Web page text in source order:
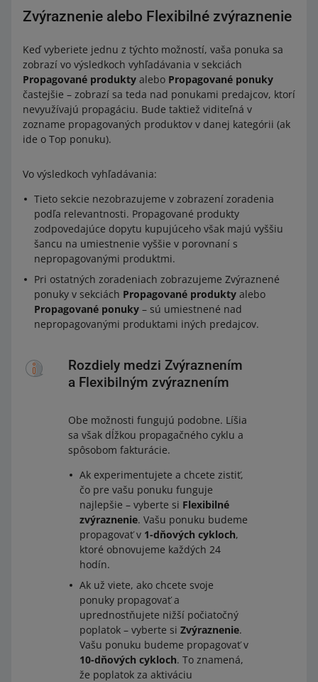
Zvýraznenie alebo Flexibilné zvýraznenie
Keď vyberiete jednu z týchto možností, vaša ponuka sa
zobrazí vo výsledkoch vyhľadávania v sekciách
Propagované produkty alebo Propagované ponuky
častejšie – zobrazí sa teda nad ponukami predajcov, ktorí
nevyužívajú propagáciu. Bude taktiež viditeľná v
zozname propagovaných produktov v danej kategórii (ak
ide o Top ponuku).
Vo výsledkoch vyhľadávania:
Tieto sekcie nezobrazujeme v zobrazení zoradenia
podľa relevantnosti. Propagované produkty
zodpovedajúce dopytu kupujúceho však majú vyššiu
šancu na umiestnenie vyššie v porovnaní s
nepropagovanými produktmi.
Pri ostatných zoradeniach zobrazujeme Zvýraznené
ponuky v sekciách Propagované produkty alebo
Propagované ponuky – sú umiestnené nad
nepropagovanými produktami iných predajcov.
Rozdiely medzi Zvýraznením
a Flexibilným zvýraznením
Obe možnosti fungujú podobne. Líšia
sa však dĺžkou propagačného cyklu a
spôsobom fakturácie.
Ak experimentujete a chcete zistiť,
čo pre vašu ponuku funguje
najlepšie – vyberte si Flexibilné
zvýraznenie. Vašu ponuku budeme
propagovať v 1-dňových cykloch,
ktoré obnovujeme každých 24
hodín.
Ak už viete, ako chcete svoje
ponuky propagovať a
uprednostňujete nižší počiatočný
poplatok – vyberte si Zvýraznenie.
Vašu ponuku budeme propagovať v
10-dňových cykloch. To znamená,
že poplatok za aktiváciu